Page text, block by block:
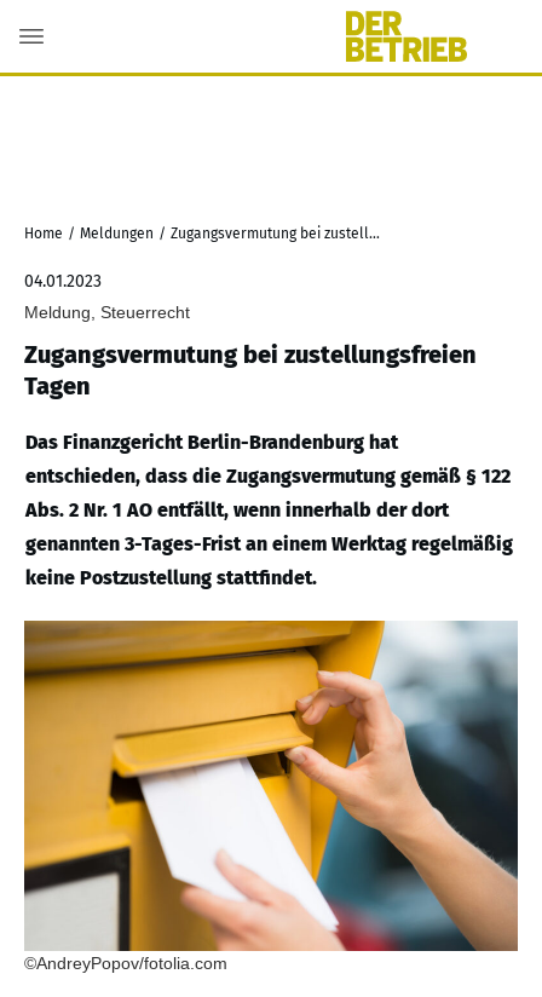
Home / Meldungen / Zugangsvermutung bei zustellungsfreien Tagen
04.01.2023
Meldung, Steuerrecht
Zugangsvermutung bei zustellungsfreien
Tagen
Das Finanzgericht Berlin-Brandenburg hat
entschieden, dass die Zugangsvermutung gemäß § 122
Abs. 2 Nr. 1 AO entfällt, wenn innerhalb der dort
genannten 3-Tages-Frist an einem Werktag regelmäßig
keine Postzustellung stattfindet.
©AndreyPopov/fotolia.com